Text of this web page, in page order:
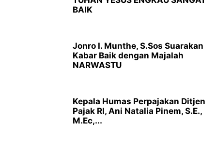
BAIK
Jonro I. Munthe, S.Sos Suarakan
Kabar Baik dengan Majalah
NARWASTU
Kepala Humas Perpajakan Ditjen
Pajak RI, Ani Natalia Pinem, S.E.,
M.Ec,...